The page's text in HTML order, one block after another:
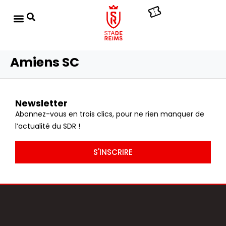
Amiens SC
Newsletter
Abonnez-vous en trois clics, pour ne rien manquer de
l’actualité du SDR !
S'INSCRIRE